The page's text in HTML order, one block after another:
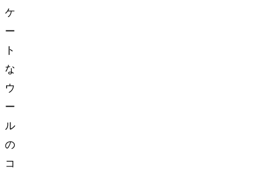
ケ
ー
ト
な
ウ
ー
ル
の
コ